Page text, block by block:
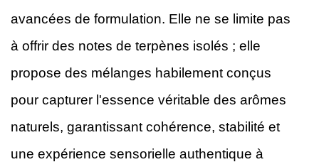
avancées de formulation. Elle ne se limite pas
à offrir des notes de terpènes isolés ; elle
propose des mélanges habilement conçus
pour capturer l'essence véritable des arômes
naturels, garantissant cohérence, stabilité et
une expérience sensorielle authentique à